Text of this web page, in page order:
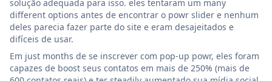
solução adequada para isso. eles tentaram um many
different options antes de encontrar o powr slider e nenhum
deles parecia fazer parte do site e eram desajeitados e
difíceis de usar.
Em just months de se inscrever com pop-up powr, eles foram
capazes de boost seus contatos em mais de 250% (mais de